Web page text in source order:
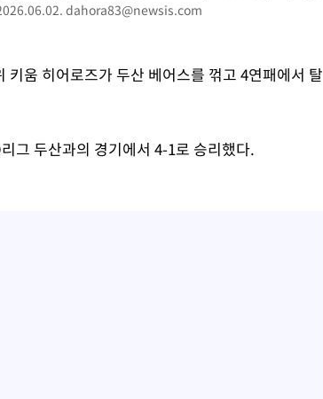
dahora83@newsis.com
움 히어로즈가 두산 베어스를 꺾고 4연패에서 탈
그 두산과의 경기에서 4-1로 승리했다.